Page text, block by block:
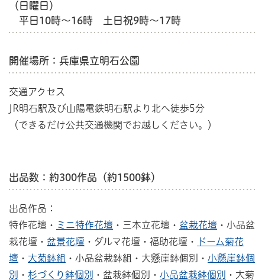
（日曜日）
平日10時～16時 土日祝9時～17時
開催場所：兵庫県立明石公園
交通アクセス
JR明石駅及び山陽電鉄明石駅より北へ徒歩5分
（できるだけ公共交通機関でお越しください。）
出品数：約300作品（約1500鉢）
出品作品：
特作花壇・ ミニ特作花壇 ・三本立花壇・ 盆栽花壇 ・小品盆
栽花壇・ 盆景花壇 ・ダルマ花壇・福助花壇・
ドーム菊花
壇 ・ 大菊鉢組 ・小品盆栽鉢組・大懸崖鉢個別・ 小懸崖鉢個
別
・ 杉づくり鉢個別 ・盆栽鉢個別・ 小品盆栽鉢個別
・大菊